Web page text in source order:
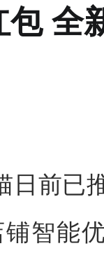
全
日前已
智能